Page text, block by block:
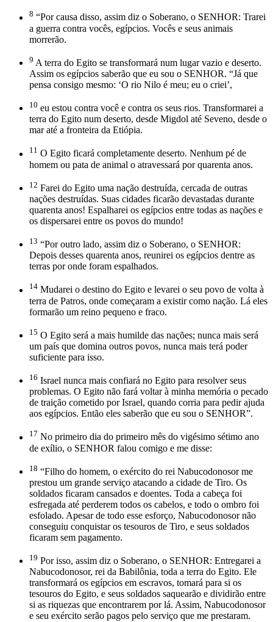
8 “Por causa disso, assim diz o Soberano, o SENHOR: Trarei
a guerra contra vocês, egípcios. Vocês e seus animais
morrerão.
9 A terra do Egito se transformará num lugar vazio e deserto.
Assim os egípcios saberão que eu sou o SENHOR. “Já que
pensa consigo mesmo: ‘O rio Nilo é meu; eu o criei’,
10 eu estou contra você e contra os seus rios. Transformarei a
terra do Egito num deserto, desde Migdol até Seveno, desde o
mar até a fronteira da Etiópia.
11 O Egito ficará completamente deserto. Nenhum pé de
homem ou pata de animal o atravessará por quarenta anos.
12 Farei do Egito uma nação destruída, cercada de outras
nações destruídas. Suas cidades ficarão devastadas durante
quarenta anos! Espalharei os egípcios entre todas as nações e
os dispersarei entre os povos do mundo!
13 “Por outro lado, assim diz o Soberano, o SENHOR:
Depois desses quarenta anos, reunirei os egípcios dentre as
terras por onde foram espalhados.
14 Mudarei o destino do Egito e levarei o seu povo de volta à
terra de Patros, onde começaram a existir como nação. Lá eles
formarão um reino pequeno e fraco.
15 O Egito será a mais humilde das nações; nunca mais será
um país que domina outros povos, nunca mais terá poder
suficiente para isso.
16 Israel nunca mais confiará no Egito para resolver seus
problemas. O Egito não fará voltar à minha memória o pecado
de traição cometido por Israel, quando corria para pedir ajuda
aos egípcios. Então eles saberão que eu sou o SENHOR”.
17 No primeiro dia do primeiro mês do vigésimo sétimo ano
de exílio, o SENHOR falou comigo e me disse:
18 “Filho do homem, o exército do rei Nabucodonosor me
prestou um grande serviço atacando a cidade de Tiro. Os
soldados ficaram cansados e doentes. Toda a cabeça foi
esfregada até perderem todos os cabelos, e todo o ombro foi
esfolado. Apesar de todo esse esforço, Nabucodonosor não
conseguiu conquistar os tesouros de Tiro, e seus soldados
ficaram sem pagamento.
19 Por isso, assim diz o Soberano, o SENHOR: Entregarei a
Nabucodonosor, rei da Babilônia, toda a terra do Egito. Ele
transformará os egípcios em escravos, tomará para si os
tesouros do Egito, e seus soldados saquearão e dividirão entre
si as riquezas que encontrarem por lá. Assim, Nabucodonosor
e seu exército serão pagos pelo serviço que me prestaram.